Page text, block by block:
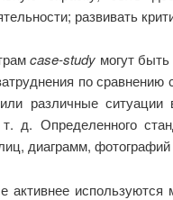
развивать
case-study могут
по
различные
д. Определенного
диаграмм,
активнее